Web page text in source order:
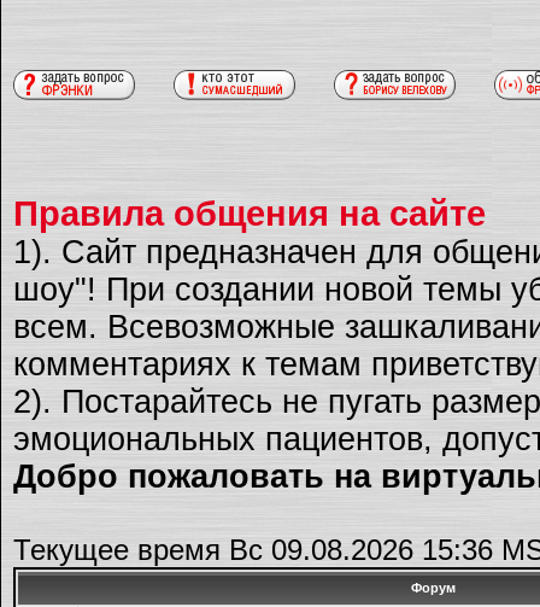
Правила общения на сайте
1). Сайт предназначен для
шоу"! При создании новой темы
всем. Всевозможные
комментариях к темам
2). Постарайтесь не пугать
эмоциональных пациентов,
Добро пожаловать на
Текущее время Вс 09.08.2026 15:36
Форум